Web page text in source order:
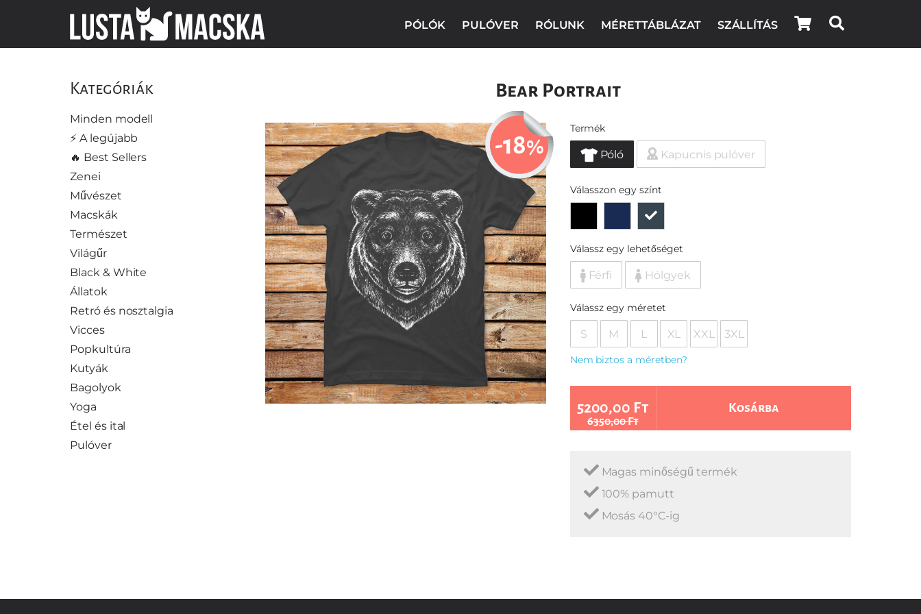
PÓLÓK PULÓVER RÓLUNK MÉRETTÁBLÁZAT SZÁLLÍTÁS
Kategóriák
Minden modell
⚡️ A legújabb
🔥 Best Sellers
Zenei
Művészet
Macskák
Természet
Világűr
Black & White
Állatok
Retró és nosztalgia
Vicces
Popkultúra
Kutyák
Bagolyok
Yoga
Étel és ital
Pulóver
Bear Portrait
-18%
Termék
Póló Kapucnis pulóver
Válasszon egy színt
Válassz egy lehetőséget
Férfi Hölgyek
Válassz egy méretet
S M L XL XXL 3XL
Nem biztos a méretben?
5200,00 Ft
6350,00 Ft
Kosárba
Magas minőségű termék
100% pamutt
Mosás 40°C-ig